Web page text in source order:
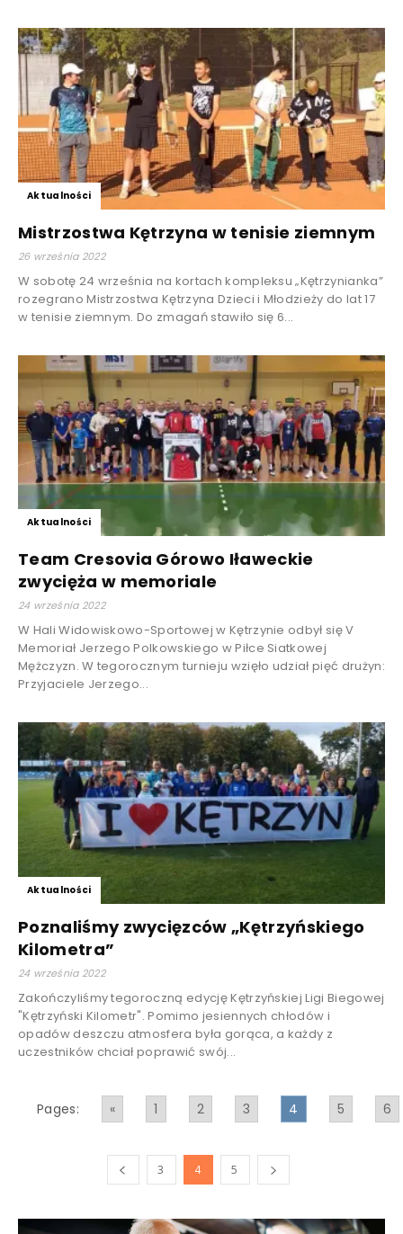
Aktualności
Mistrzostwa Kętrzyna w tenisie ziemnym
26 września 2022
W sobotę 24 września na kortach kompleksu „Kętrzynianka”
rozegrano Mistrzostwa Kętrzyna Dzieci i Młodzieży do lat 17
w tenisie ziemnym. Do zmagań stawiło się 6...
Aktualności
Team Cresovia Górowo Iławeckie
zwycięża w memoriale
24 września 2022
W Hali Widowiskowo-Sportowej w Kętrzynie odbył się V
Memoriał Jerzego Polkowskiego w Piłce Siatkowej
Mężczyzn. W tegorocznym turnieju wzięło udział pięć drużyn:
Przyjaciele Jerzego...
Aktualności
Poznaliśmy zwycięzców „Kętrzyńskiego
Kilometra”
24 września 2022
Zakończyliśmy tegoroczną edycję Kętrzyńskiej Ligi Biegowej
"Kętrzyński Kilometr". Pomimo jesiennych chłodów i
opadów deszczu atmosfera była gorąca, a każdy z
uczestników chciał poprawić swój...
Pages: « 1 2 3 4 5 6
3 4 5